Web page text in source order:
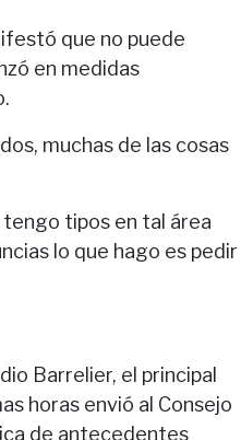
que no puede
en medidas
muchas de las cosas
tengo tipos en tal área
lo que hago es pedir
Barrelier, el principal
horas envió al Consejo
de antecedentes